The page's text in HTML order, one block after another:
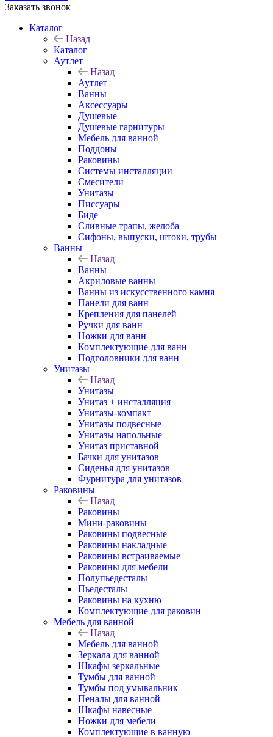
Заказать звонок
Каталог
Назад
Каталог
Аутлет
Назад
Аутлет
Ванны
Аксессуары
Душевые
Душевые гарнитуры
Мебель для ванной
Поддоны
Раковины
Системы инсталляции
Смесители
Унитазы
Писсуары
Биде
Сливные трапы, желоба
Сифоны, выпуски, штоки, трубы
Ванны
Назад
Ванны
Акриловые ванны
Ванны из искусственного камня
Панели для ванн
Крепления для панелей
Ручки для ванн
Ножки для ванн
Комплектующие для ванн
Подголовники для ванн
Унитазы
Назад
Унитазы
Унитаз + инсталляция
Унитазы-компакт
Унитазы подвесные
Унитазы напольные
Унитаз приставной
Бачки для унитазов
Сиденья для унитазов
Фурнитура для унитазов
Раковины
Назад
Раковины
Мини-раковины
Раковины подвесные
Раковины накладные
Раковины встраиваемые
Раковины для мебели
Полупьедесталы
Пьедесталы
Раковины на кухню
Комплектующие для раковин
Мебель для ванной
Назад
Мебель для ванной
Зеркала для ванной
Шкафы зеркальные
Тумбы для ванной
Тумбы под умывальник
Пеналы для ванной
Шкафы навесные
Ножки для мебели
Комплектующие в ванную